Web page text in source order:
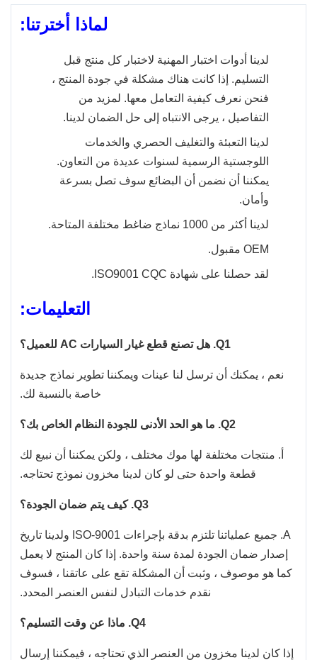
27220-2Y900
ملحوظة
إذا كنت بحاجة إلى مساعدة للتأكد من أن هذا
الجزء سوف يلائم سيارتك. فالرجاء إرسال
صورة المنتج القديم الخاص بك إلينا. نوصي
هذا المنتج سوف يلائم سيارتك.
لماذا أخترتنا:
لدينا أدوات اختبار المهنية لاختبار كل منتج قبل
التسليم. إذا كانت هناك مشكلة في جودة المنتج ،
فنحن نعرف كيفية التعامل معها. لمزيد من
التفاصيل ، يرجى الانتباه إلى حل الضمان لدينا.
لدينا التعبئة والتغليف الحصري والخدمات
اللوجستية الرسمية لسنوات عديدة من التعاون.
يمكننا أن نضمن أن البضائع سوف تصل بسرعة
وأمان.
لدينا أكثر من 1000 نماذج ضاغط مختلفة المتاحة.
OEM مقبول.
لقد حصلنا على شهادة ISO9001 CQC.
التعليمات:
Q1. هل تصنع قطع غيار السيارات AC للعميل؟
نعم ، يمكنك أن ترسل لنا عينات ويمكننا تطوير نماذج جديدة
خاصة بالنسبة لك.
Q2. ما هو الحد الأدنى للجودة النظام الخاص بك؟
أ. منتجات مختلفة لها موك مختلف ، ولكن يمكننا أن نبيع لك
قطعة واحدة حتى لو كان لدينا مخزون نموذج تحتاجه.
Q3. كيف يتم ضمان الجودة؟
A. جميع عملياتنا تلتزم بدقة بإجراءات ISO-9001 ولدينا تاريخ
إصدار ضمان الجودة لمدة سنة واحدة. إذا كان المنتج لا يعمل
كما هو موصوف ، وثبت أن المشكلة تقع على عاتقنا ، فسوف
نقدم خدمات التبادل لنفس العنصر المحدد.
Q4. ماذا عن وقت التسليم؟
إذا كان لدينا مخزون من العنصر الذي تحتاجه ، فيمكننا إرسال